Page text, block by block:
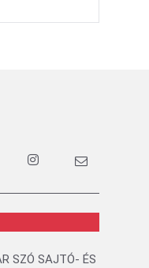
SZÓ SAJTÓ- ÉS